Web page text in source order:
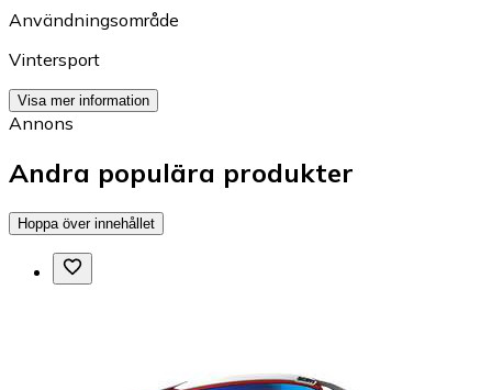
Användningsområde
Vintersport
Visa mer information
Annons
Andra populära produkter
Hoppa över innehållet